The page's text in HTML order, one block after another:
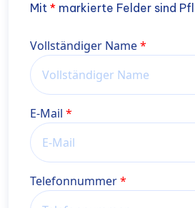
Mit * markierte Felder sind
Name
Vollständiger Name
E-Mail
Telefonnummer